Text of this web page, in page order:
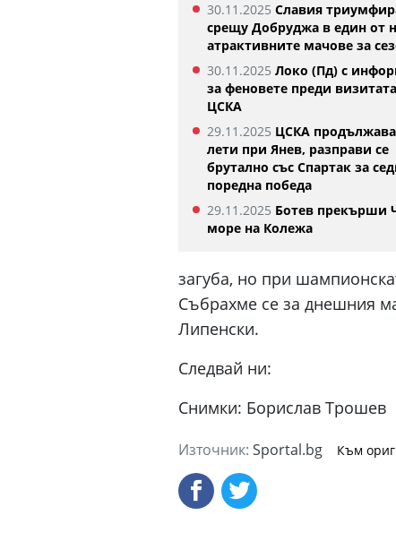
30.11.2025 Славия
срещу Добруджа в един от
атрактивните мачове за
30.11.2025 Локо (Пд) с
за феновете преди
ЦСКА
29.11.2025 ЦСКА
лети при Янев, разправи се
брутално със Спартак за
поредна победа
29.11.2025 Ботев прекърши
море на Колежа
загуба, но при
Събрахме се за днешния
Липенски.
Следвай ни:
Снимки: Борислав Трошев
Източник: Sportal.bg Към